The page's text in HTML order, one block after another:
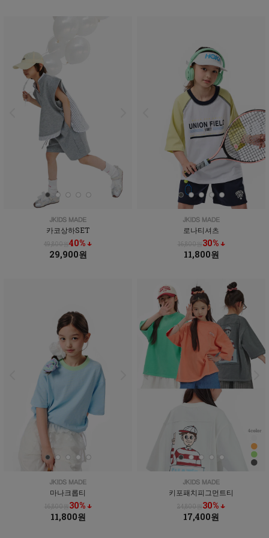
카코상하SET
49,800원40% ↓
29,900원
로나티셔츠
16,800원 30% ↓
11,800원
마나크롭티
16,800원 30% ↓
11,800원
키포패치피그먼트티
24,800원30% ↓
17,400원